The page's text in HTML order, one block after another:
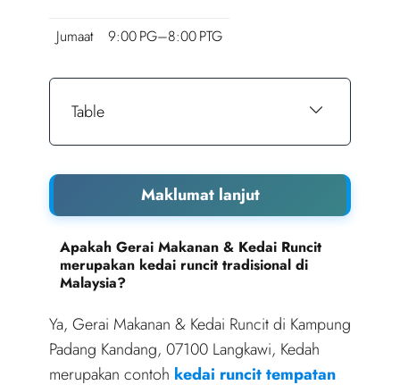
Jumaat 9:00 PG–8:00 PTG
Table
Maklumat lanjut
Apakah Gerai Makanan & Kedai Runcit
merupakan kedai runcit tradisional di
Malaysia?
Ya, Gerai Makanan & Kedai Runcit di Kampung
Padang Kandang, 07100 Langkawi, Kedah
merupakan contoh kedai runcit tempatan